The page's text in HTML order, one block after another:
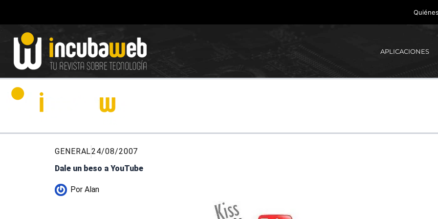
contenido
APLICACIONES
GENERAL24/08/2007
Dale un beso a YouTube
Por Alan